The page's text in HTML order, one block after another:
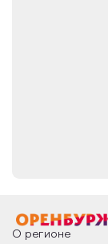
О регионе